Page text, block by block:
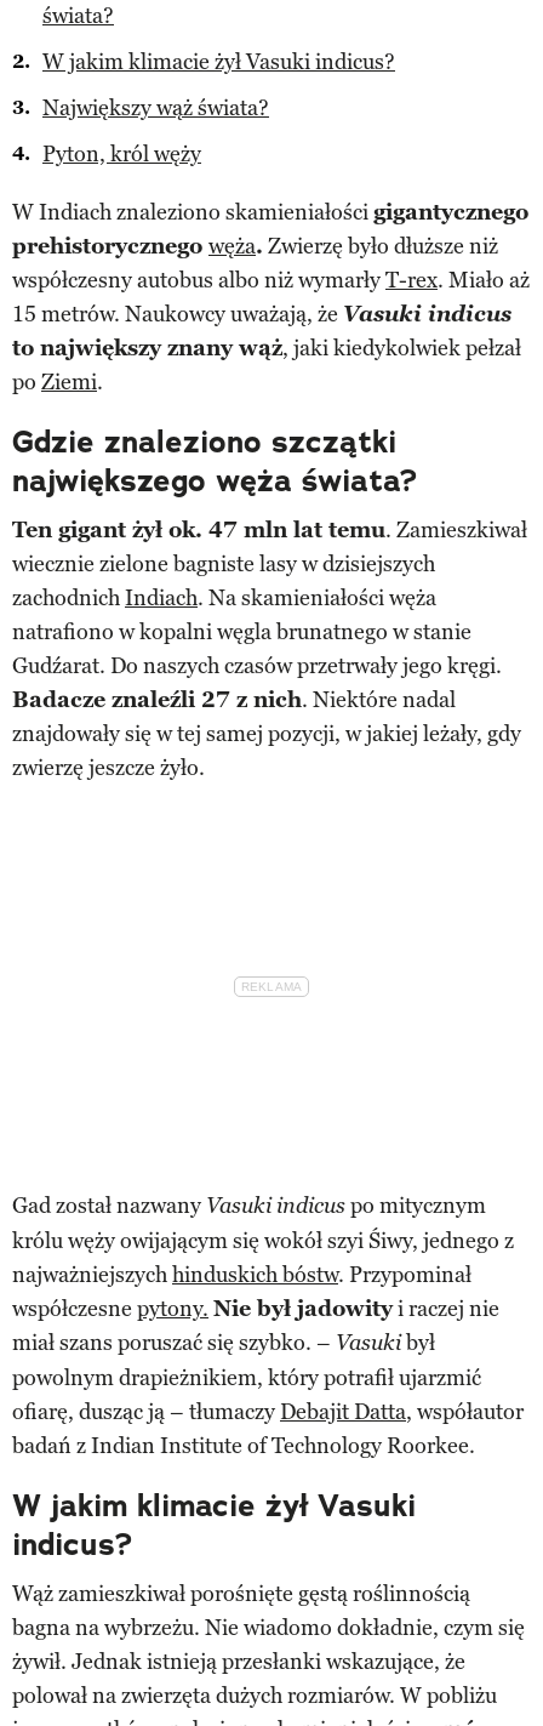
świata?
W jakim klimacie żył Vasuki indicus?
Największy wąż świata?
Pyton, król węży
W Indiach znaleziono skamieniałościgigantycznego
prehistorycznego węża. Zwierzę było dłuższe niż
współczesny autobus albo niż wymarłyT-rex. Miało aż
15 metrów. Naukowcy uważają, że Vasuki indicus
to największy znany wąż, jaki kiedykolwiek pełzał
po Ziemi.
Gdzie znaleziono szczątki
największego węża świata?
Ten gigant żył ok. 47 mln lat temu. Zamieszkiwał
wiecznie zielone bagniste lasy w dzisiejszych
zachodnichIndiach. Na skamieniałości węża
natrafiono w kopalni węgla brunatnego w stanie
Gudźarat. Do naszych czasów przetrwały jego kręgi.
Badacze znaleźli 27 z nich. Niektóre nadal
znajdowały się w tej samej pozycji, w jakiej leżały, gdy
zwierzę jeszcze żyło.
Gad został nazwany Vasuki indicuspo mitycznym
królu węży owijającym się wokół szyi Śiwy, jednego z
najważniejszychhinduskich bóstw. Przypominał
współczesne pytony. Nie był jadowityi raczej nie
miał szans poruszać się szybko. – Vasukibył
powolnym drapieżnikiem, który potrafił ujarzmić
ofiarę, dusząc ją – tłumaczyDebajit Datta, współautor
badań z Indian Institute of Technology Roorkee.
W jakim klimacie żył Vasuki
indicus?
Wąż zamieszkiwał porośnięte gęstą roślinnością
bagna na wybrzeżu. Nie wiadomo dokładnie, czym się
żywił. Jednak istnieją przesłanki wskazujące, że
polował na zwierzęta dużych rozmiarów. W pobliżu